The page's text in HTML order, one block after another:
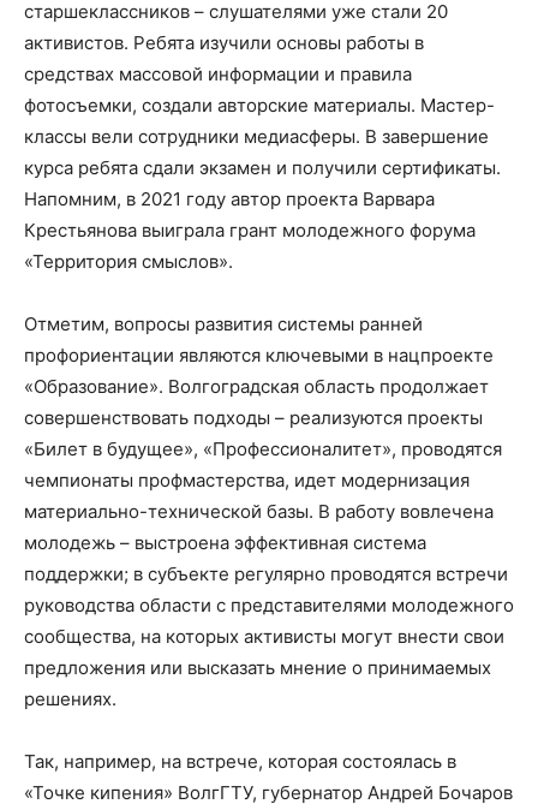
старшеклассников – слушателями уже стали 20
активистов. Ребята изучили основы работы в
средствах массовой информации и правила
фотосъемки, создали авторские материалы. Мастер-
классы вели сотрудники медиасферы. В завершение
курса ребята сдали экзамен и получили сертификаты.
Напомним, в 2021 году автор проекта Варвара
Крестьянова выиграла грант молодежного форума
«Территория смыслов».
Отметим, вопросы развития системы ранней
профориентации являются ключевыми в нацпроекте
«Образование». Волгоградская область продолжает
совершенствовать подходы – реализуются проекты
«Билет в будущее», «Профессионалитет», проводятся
чемпионаты профмастерства, идет модернизация
материально-технической базы. В работу вовлечена
молодежь – выстроена эффективная система
поддержки; в субъекте регулярно проводятся встречи
руководства области с представителями молодежного
сообщества, на которых активисты могут внести свои
предложения или высказать мнение о принимаемых
решениях.
Так, например, на встрече, которая состоялась в
«Точке кипения» ВолгГТУ, губернатор Андрей Бочаров